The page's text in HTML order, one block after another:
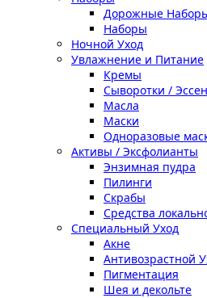
Дорожные
Наборы
Ночной Уход
Увлажнение и Питание
Кремы
Сыворотки /
Масла
Маски
Одноразовые
Активы / Эксфолианты
Энзимная пудра
Пилинги
Скрабы
Средства
Специальный Уход
Акне
Антивозрастной
Пигментация
Шея и декольте